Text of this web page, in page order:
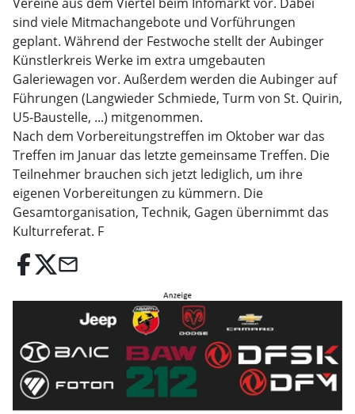
sind viele Mitmachangebote und Vorführungen
geplant. Während der Festwoche stellt der Aubinger
Künstlerkreis Werke im extra umgebauten
Galeriewagen vor. Außerdem werden die Aubinger auf
Führungen (Langwieder Schmiede, Turm von St. Quirin,
U5-Baustelle, ...) mitgenommen.
Nach dem Vorbereitungstreffen im Oktober war das
Treffen im Januar das letzte gemeinsame Treffen. Die
Teilnehmer brauchen sich jetzt lediglich, um ihre
eigenen Vorbereitungen zu kümmern. Die
Gesamtorganisation, Technik, Gagen übernimmt das
Kulturreferat. F
email